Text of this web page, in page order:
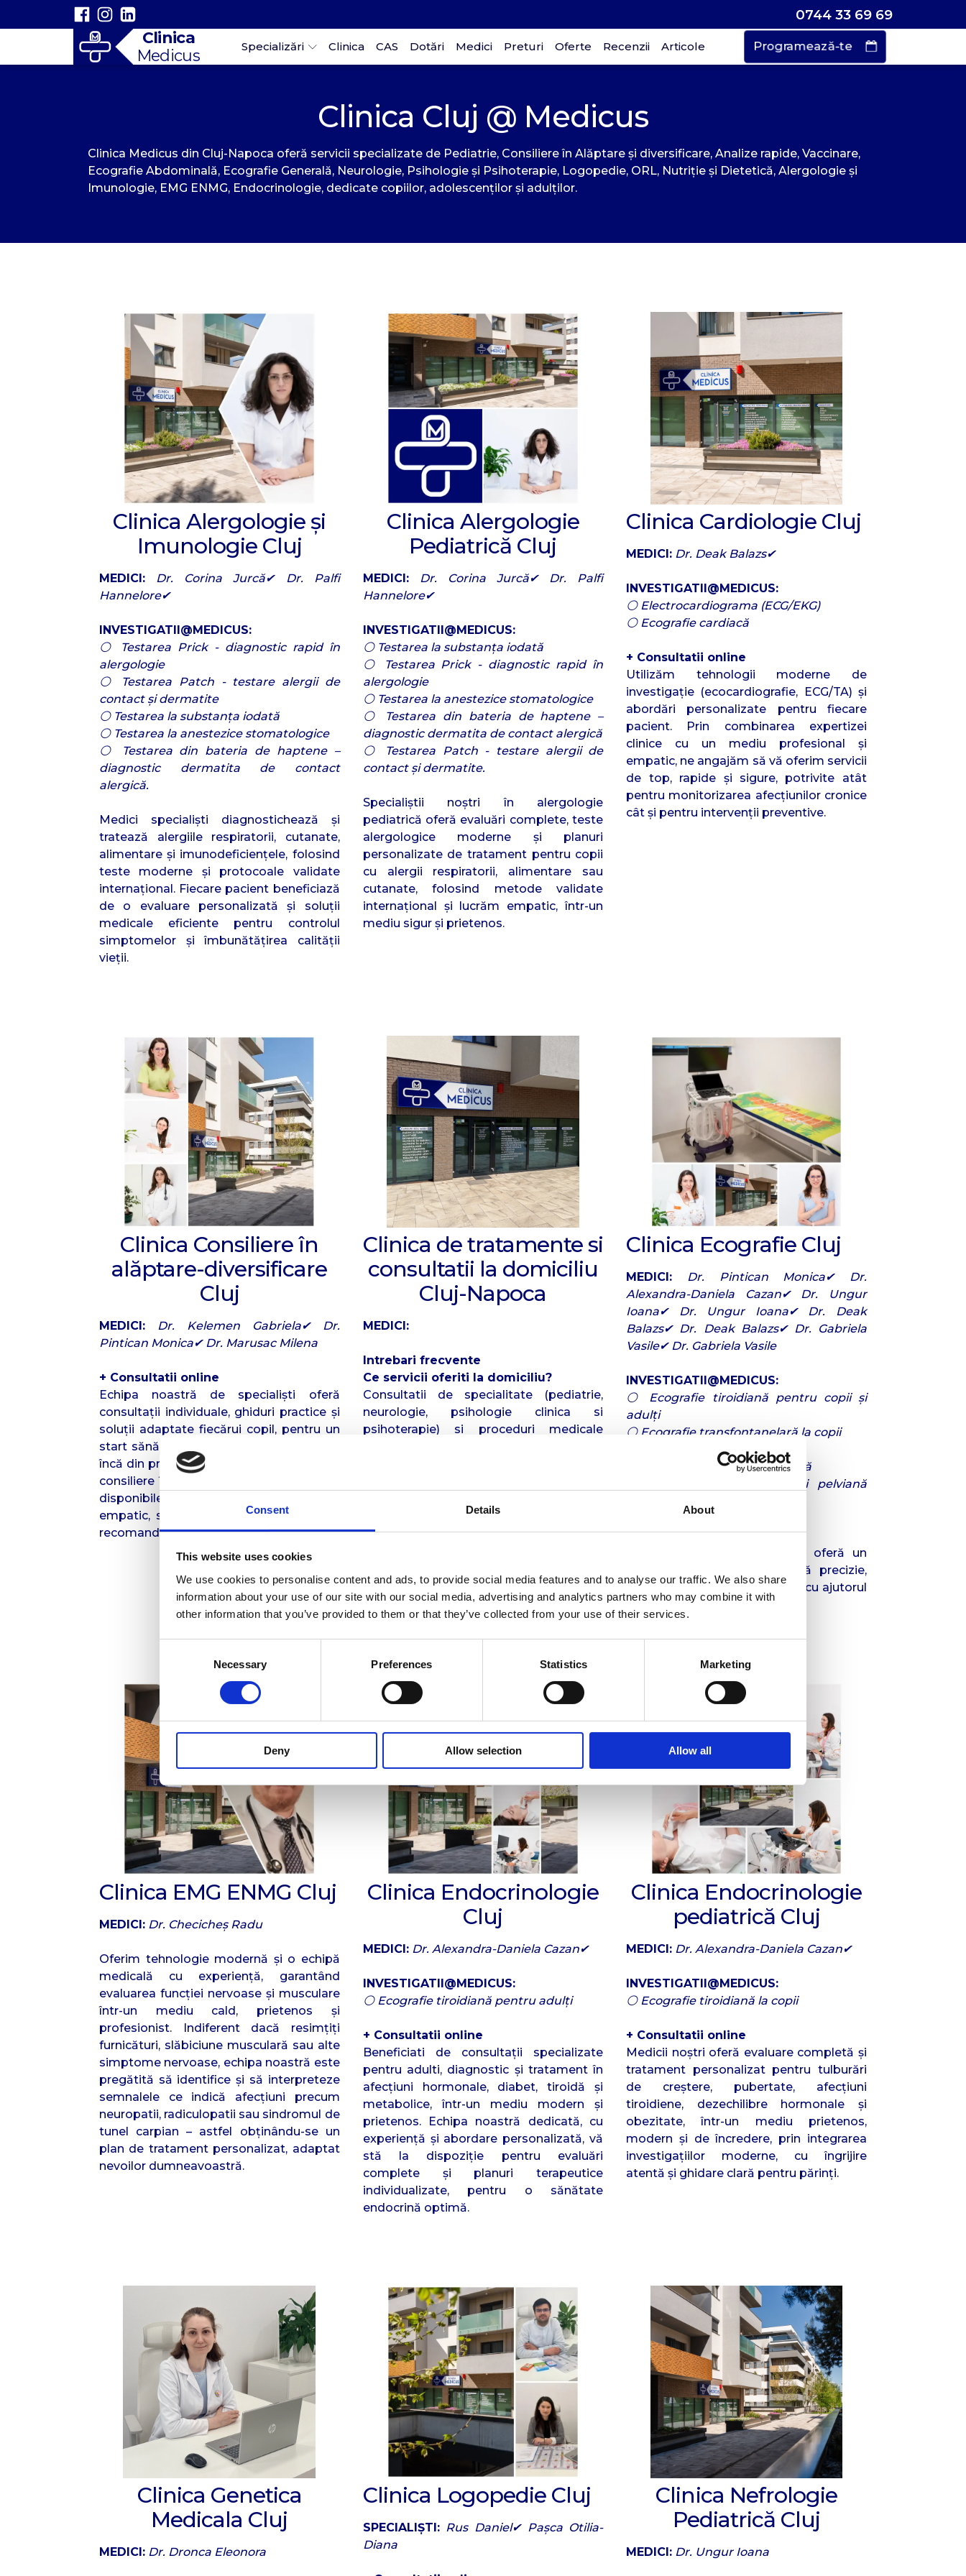
Consent Details About
This website uses cookies
We use cookies to personalise content and ads, to provide social media features and to analyse our traffic. We also share
information about your use of our site with our social media, advertising and analytics partners who may combine it with
other information that you’ve provided to them or that they’ve collected from your use of their services.
Necessary Preferences Statistics Marketing
Deny Allow selection Allow all
0744 33 69 69
Clinica
Medicus
Specializări Clinica CAS Dotări Medici Preturi Oferte Recenzii Articole Programează-te
programare?
Clinica Cluj @ Medicus
Clinica Medicus din Cluj-Napoca oferă servicii specializate de Pediatrie, Consiliere în Alăptare și diversificare, Analize rapide, Vaccinare,
Ecografie Abdominală, Ecografie Generală, Neurologie, Psihologie și Psihoterapie, Logopedie, ORL, Nutriție și Dietetică, Alergologie și
Imunologie, EMG ENMG, Endocrinologie, dedicate copiilor, adolescenților și adulților.
Clinica Alergologie și
Imunologie Cluj
MEDICI:
Dr. Corina Jurcă✔ Dr. Palfi
Hannelore✔
INVESTIGATII@MEDICUS:
⚪ Testarea Prick - diagnostic rapid în
alergologie
⚪ Testarea Patch - testare alergii de
contact și dermatite
⚪ Testarea la substanța iodată
⚪ Testarea la anestezice stomatologice
⚪ Testarea din bateria de haptene –
diagnostic dermatita de contact
alergică.
Medici specialiști diagnostichează și
tratează alergiile respiratorii, cutanate,
alimentare și imunodeficiențele, folosind
teste moderne și protocoale validate
internațional. Fiecare pacient beneficiază
de o evaluare personalizată și soluții
medicale eficiente pentru controlul
simptomelor și îmbunătățirea calității
vieții.
Clinica Alergologie
Pediatrică Cluj
MEDICI:
Dr. Corina Jurcă✔ Dr. Palfi
Hannelore✔
INVESTIGATII@MEDICUS:
⚪ Testarea la substanța iodată
⚪ Testarea Prick - diagnostic rapid în
alergologie
⚪ Testarea la anestezice stomatologice
⚪ Testarea din bateria de haptene –
diagnostic dermatita de contact alergică
⚪ Testarea Patch - testare alergii de
contact și dermatite.
Specialiștii noștri în alergologie
pediatrică oferă evaluări complete, teste
alergologice moderne și planuri
personalizate de tratament pentru copii
cu alergii respiratorii, alimentare sau
cutanate, folosind metode validate
internațional și lucrăm empatic, într-un
mediu sigur și prietenos.
Clinica Cardiologie Cluj
MEDICI: Dr. Deak Balazs✔
INVESTIGATII@MEDICUS:
⚪ Electrocardiograma (ECG/EKG)
⚪ Ecografie cardiacă
+ Consultatii online
Utilizăm tehnologii moderne de
investigaţie (ecocardiografie, ECG/TA) şi
abordări personalizate pentru fiecare
pacient. Prin combinarea expertizei
clinice cu un mediu profesional şi
empatic, ne angajăm să vă oferim servicii
de top, rapide şi sigure, potrivite atât
pentru monitorizarea afecţiunilor cronice
cât şi pentru intervenţii preventive.
Clinica Consiliere în
alăptare-diversificare
Cluj
MEDICI:
Dr. Kelemen Gabriela✔ Dr.
Pintican Monica✔ Dr. Marusac Milena
+ Consultatii online
Echipa noastră de specialiști oferă
consultații individuale, ghiduri practice și
soluții adaptate fiecărui copil, pentru un
start sănătos și o alimentație echilibrată
încă din primele luni. Serviciile noastre de
consiliere în alăptare și diversificare sunt
disponibile în Cluj-Napoca, într-un mediu
empatic, sigur și bazat pe cele mai noi
recomandări medicale internaționale.
Clinica de tratamente si
consultatii la domiciliu
Cluj-Napoca
MEDICI:
Intrebari frecvente
Ce servicii oferiti la domiciliu?
Consultatii de specialitate (pediatrie,
neurologie, psihologie clinica si
psihoterapie) si proceduri medicale
Persoanelor cu mobilitate redusa,
pacientilor in recuperare, varstnicilor,
familiilor care doresc acces rapid la
servicii medicale acasa.
Clinica Ecografie Cluj
MEDICI:
Dr. Pintican Monica✔ Dr.
Alexandra-Daniela Cazan✔ Dr. Ungur
Ioana✔ Dr. Ungur Ioana✔ Dr. Deak
Balazs✔ Dr. Deak Balazs✔ Dr. Gabriela
Vasile✔ Dr. Gabriela Vasile
INVESTIGATII@MEDICUS:
⚪ Ecografie tiroidiană pentru copii și
adulți
⚪ Ecografie transfontanelară la copii
⚪ Ecografie renală la copii
⚪ Ecografie cardiacă pediatrică
⚪ Ecografie abdominală și pelviană
+ Consultatii online
Secţia de Ecografie Generală oferă un
diagnostic imagistic de înaltă precizie,
realizat de medici specializaţi cu ajutorul
tehnologiei moderne.
Clinica EMG ENMG Cluj
MEDICI: Dr. Checicheș Radu
Oferim tehnologie modernă şi o echipă
medicală cu experienţă, garantând
evaluarea funcţiei nervoase şi musculare
într-un mediu cald, prietenos şi
profesionist. Indiferent dacă resimţiţi
furnicături, slăbiciune musculară sau alte
simptome nervoase, echipa noastră este
pregătită să identifice şi să interpreteze
semnalele ce indică afecţiuni precum
neuropatii, radiculopatii sau sindromul de
tunel carpian – astfel obţinându-se un
plan de tratament personalizat, adaptat
nevoilor dumneavoastră.
Clinica Endocrinologie
Cluj
MEDICI: Dr. Alexandra-Daniela Cazan✔
INVESTIGATII@MEDICUS:
⚪ Ecografie tiroidiană pentru adulți
+ Consultatii online
Beneficiati de consultaţii specializate
pentru adulti, diagnostic şi tratament în
afecţiuni hormonale, diabet, tiroidă şi
metabolice, într-un mediu modern și
prietenos. Echipa noastră dedicată, cu
experienţă şi abordare personalizată, vă
stă la dispoziţie pentru evaluări
complete şi planuri terapeutice
individualizate, pentru o sănătate
endocrină optimă.
Clinica Endocrinologie
pediatrică Cluj
MEDICI: Dr. Alexandra-Daniela Cazan✔
INVESTIGATII@MEDICUS:
⚪ Ecografie tiroidiană la copii
+ Consultatii online
Medicii noștri oferă evaluare completă şi
tratament personalizat pentru tulburări
de creştere, pubertate, afecţiuni
tiroidiene, dezechilibre hormonale şi
obezitate, într-un mediu prietenos,
modern și de încredere, prin integrarea
investigaţiilor moderne, cu îngrijire
atentă şi ghidare clară pentru părinţi.
Clinica Genetica
Medicala Cluj
MEDICI: Dr. Dronca Eleonora
Clinica Logopedie Cluj
SPECIALIȘTI: Rus Daniel✔ Pașca Otilia-
Diana
Clinica Nefrologie
Pediatrică Cluj
MEDICI: Dr. Ungur Ioana